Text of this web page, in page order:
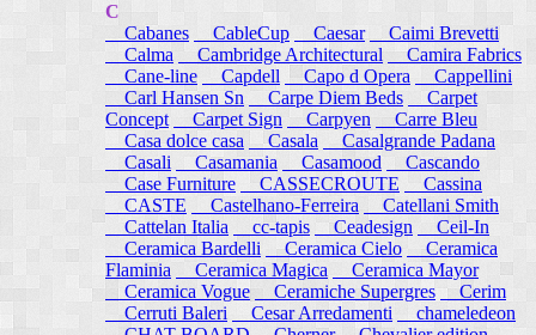
C
Cabanes
CableCup Caesar
Caimi Brevetti
Calma
Cambridge Architectural
Camira Fabrics
Cane-line
Capdell Capo d Opera
Cappellini
Carl Hansen Sn
Carpe Diem Beds
Carpet
Concept
Carpet Sign Carpyen
Carre Bleu
Casa dolce casa
Casala
Casalgrande Padana
Casali
Casamania Casamood
Cascando
Case Furniture
CASSECROUTE
Cassina
CASTE
Castelhano-Ferreira
Catellani Smith
Cattelan Italia
cc-tapis Ceadesign
Ceil-In
Ceramica Bardelli
Ceramica Cielo
Ceramica
Flaminia
Ceramica Magica
Ceramica Mayor
Ceramica Vogue
Ceramiche Supergres Cerim
Cerruti Baleri
Cesar Arredamenti
chameledeon